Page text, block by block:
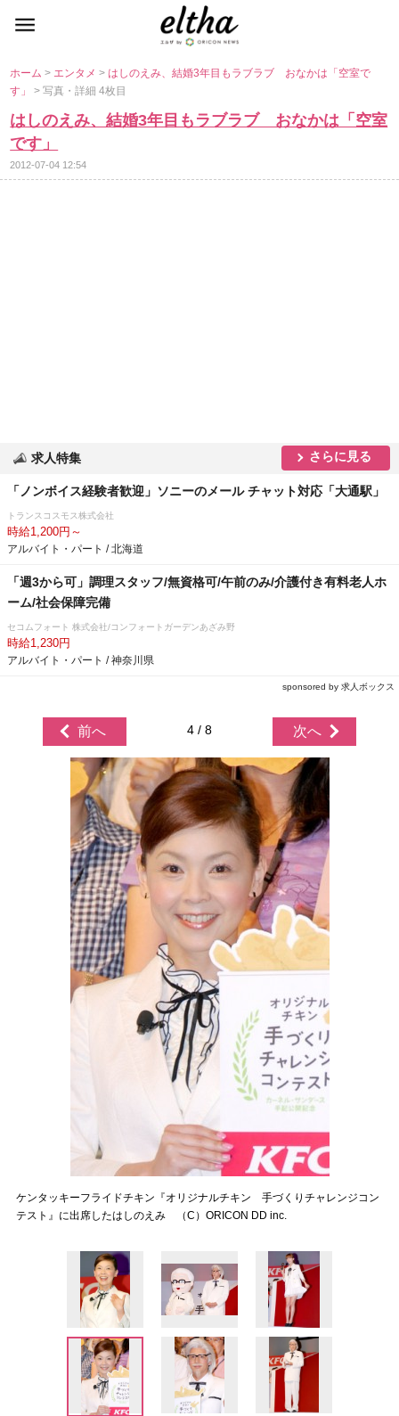
ホーム> エンタメ>はしのえみ、結婚3年目もラブラブ おなかは「空室で
す」> 写真・詳細 4枚目
はしのえみ、結婚3年目もラブラブ おなかは「空室
です」
2012-07-04 12:54
求人特集 さらに見る
「ノンボイス経験者歓迎」ソニーのメール チャット対応「大通駅」
トランスコスモス株式会社
時給1,200円～
アルバイト・パート / 北海道
「週3から可」調理スタッフ/無資格可/午前のみ/介護付き有料老人ホ
ーム/社会保障完備
セコムフォート 株式会社/コンフォートガーデンあざみ野
時給1,230円
アルバイト・パート / 神奈川県
sponsored by 求人ボックス
前へ 4 / 8 次へ
ケンタッキーフライドチキン『オリジナルチキン 手づくりチャレンジコン
テスト』に出席したはしのえみ （C）ORICON DD inc.